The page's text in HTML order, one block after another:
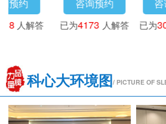
已为3718 人解答 已为4173人解
科心大环境图/ PICTURE OF